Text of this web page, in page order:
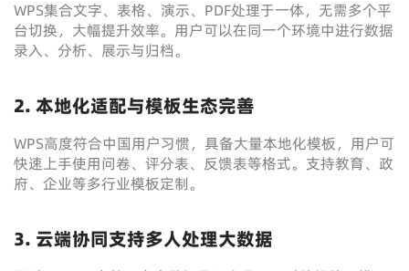
WPS集合文字、表格、演示、PDF处理于一体，无需多个平
台切换，大幅提升效率。用户可以在同一个环境中进行数据
录入、分析、展示与归档。
2. 本地化适配与模板生态完善
WPS高度符合中国用户习惯，具备大量本地化模板，用户可
快速上手使用问卷、评分表、反馈表等格式。支持教育、政
府、企业等多行业模板定制。
3. 云端协同支持多人处理大数据